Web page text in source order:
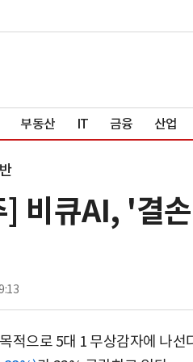
부동산 IT 금융 산업
] 비큐AI, '결
적으로 5대 1 무상감자에 나선